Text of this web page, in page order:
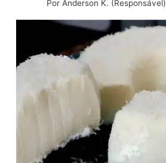
Por Anderson K. (Responsável)